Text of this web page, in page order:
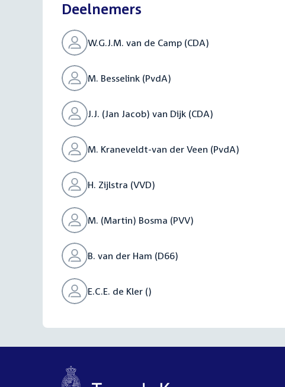
Deelnemers
W.G.J.M. van de Camp (CDA)
M. Besselink (PvdA)
J.J. (Jan Jacob) van Dijk (CDA)
M. Kraneveldt-van der Veen (PvdA)
H. Zijlstra (VVD)
M. (Martin) Bosma (PVV)
B. van der Ham (D66)
E.C.E. de Kler ()